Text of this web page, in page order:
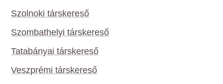
Szolnoki társkereső
Szombathelyi társkereső
Tatabányai társkereső
Veszprémi társkereső